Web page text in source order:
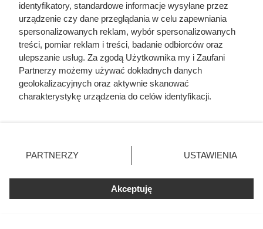
Jedna z najlepszych kaw premium
Sprawdź, dlaczego warto skorzystać z oferty i do kiedy jest
ważna.
identyfikatory, standardowe informacje wysyłane przez
urządzenie czy dane przeglądania w celu zapewniania
spersonalizowanych reklam, wybór spersonalizowanych
treści, pomiar reklam i treści, badanie odbiorców oraz
ulepszanie usług. Za zgodą Użytkownika my i Zaufani
Partnerzy możemy używać dokładnych danych
geolokalizacyjnych oraz aktywnie skanować
charakterystykę urządzenia do celów identyfikacji.
zmienić/wycofać klikając przycisk ustawień prywatności
znajdujący się w lewym dolnym rogu strony
rodzaje przetwarzania danych nie wymagają zgody
użytkownika, ale masz prawo sprzeciwić się takiemu
przetwarzaniu. Preferencje będą miały zastosowania tylko
PARTNERZY USTAWIENIA
Akceptuję